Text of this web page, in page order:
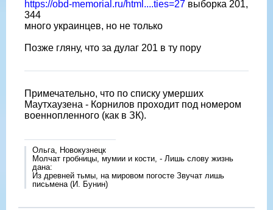
https://obd-memorial.ru/html....ties=27 выборка 201,
344
много украинцев, но не только
Позже гляну, что за дулаг 201 в ту пору
Примечательно, что по списку умерших
Маутхаузена - Корнилов проходит под номером
военнопленного (как в ЗК).
Ольга, Новокузнецк
Молчат гробницы, мумии и кости, - Лишь слову жизнь
дана:
Из древней тьмы, на мировом погосте Звучат лишь
письмена (И. Бунин)